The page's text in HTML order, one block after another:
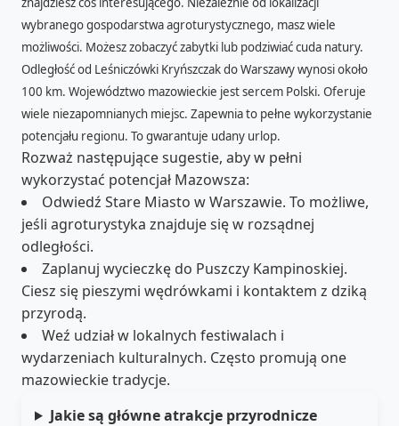
wybranego gospodarstwa agroturystycznego, masz wiele
możliwości. Możesz zobaczyć zabytki lub podziwiać cuda natury.
Odległość od Leśniczówki Kryńszczak do Warszawy wynosi około
100 km. Województwo mazowieckie jest sercem Polski. Oferuje
wiele niezapomnianych miejsc. Zapewnia to pełne wykorzystanie
potencjału regionu. To gwarantuje udany urlop.
Rozważ następujące sugestie, aby w pełni
wykorzystać potencjał Mazowsza:
Odwiedź Stare Miasto w Warszawie. To możliwe,
jeśli agroturystyka znajduje się w rozsądnej
odległości.
Zaplanuj wycieczkę do Puszczy Kampinoskiej.
Ciesz się pieszymi wędrówkami i kontaktem z dziką
przyrodą.
Weź udział w lokalnych festiwalach i
wydarzeniach kulturalnych. Często promują one
mazowieckie tradycje.
Jakie są główne atrakcje przyrodnicze